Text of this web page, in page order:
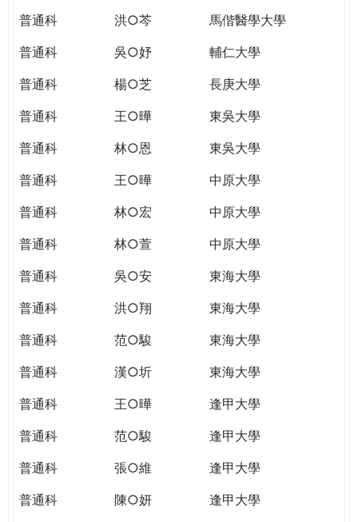
普通科
洪○芩
馬偕醫學大學
普通科
吳○妤
輔仁大學
普通科
楊○芝
長庚大學
普通科
王○曄
東吳大學
普通科
林○恩
東吳大學
普通科
王○曄
中原大學
普通科
林○宏
中原大學
普通科
林○萱
中原大學
普通科
吳○安
東海大學
普通科
洪○翔
東海大學
普通科
范○駿
東海大學
普通科
漢○圻
東海大學
普通科
王○曄
逢甲大學
普通科
范○駿
逢甲大學
普通科
張○維
逢甲大學
普通科
陳○妍
逢甲大學